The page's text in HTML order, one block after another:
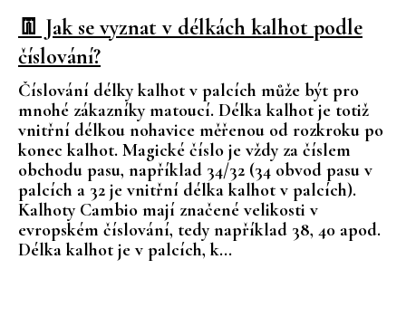
👖 Jak se vyznat v délkách kalhot podle
číslování?
Číslování délky kalhot v palcích může být pro
mnohé zákazníky matoucí. Délka kalhot je totiž
vnitřní délkou nohavice měřenou od rozkroku po
konec kalhot. Magické číslo je vždy za číslem
obchodu pasu, například 34/32 (34 obvod pasu v
palcích a 32 je vnitřní délka kalhot v palcích).
Kalhoty Cambio mají značené velikosti v
evropském číslování, tedy například 38, 40 apod.
Délka kalhot je v palcích, k...